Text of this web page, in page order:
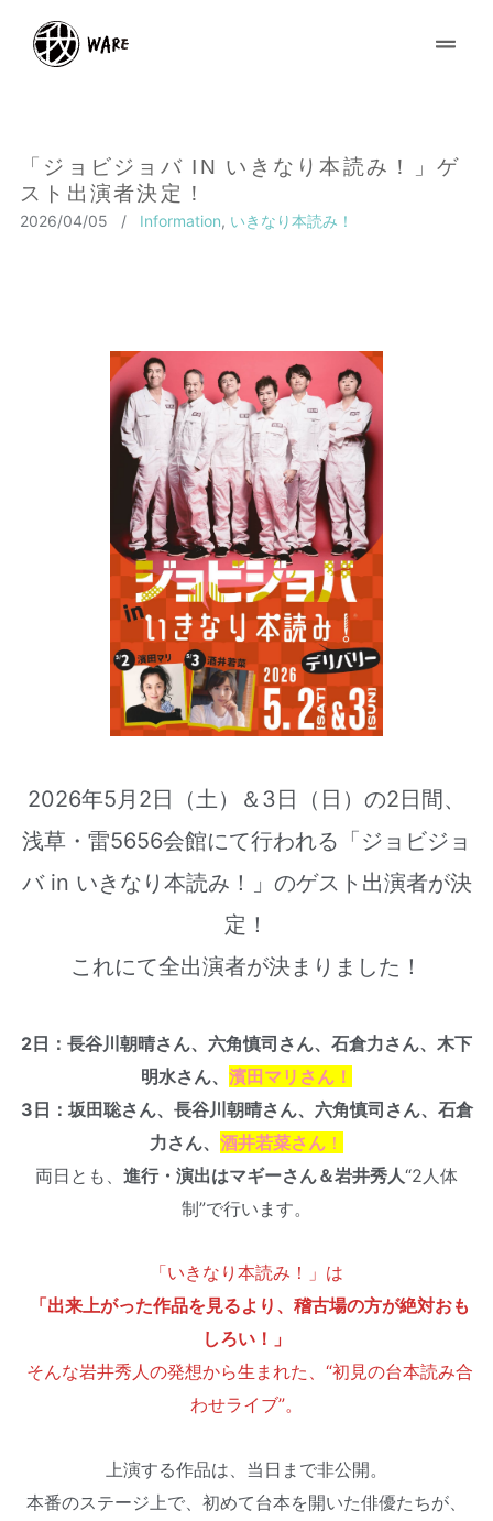
「ジョビジョバ IN いきなり本読み！」ゲ
スト出演者決定！
2026/04/05 / Information, いきなり本読み！
2026年5月2日（土）＆3日（日）の2日間、
浅草・雷5656会館にて行われる「ジョビジョ
バ in いきなり本読み！」のゲスト出演者が決
定！
これにて全出演者が決まりました！
2日：長谷川朝晴さん、六角慎司さん、石倉力さん、木下
明水さん、 濱田マリさん！
3日：坂田聡さん、長谷川朝晴さん、六角慎司さん、石倉
力さん、 酒井若菜さん ！
両日とも、 進行・演出はマギーさん＆岩井秀人“2人体
制”で行います。
「いきなり本読み！」は
「出来上がった作品を見るより、稽古場の方が絶対おも
しろい！」
そんな岩井秀人の発想から生まれた、“初見の台本読み合
わせライブ”。
上演する作品は、当日まで非公開。
本番のステージ上で、初めて台本を開いた俳優たちが、